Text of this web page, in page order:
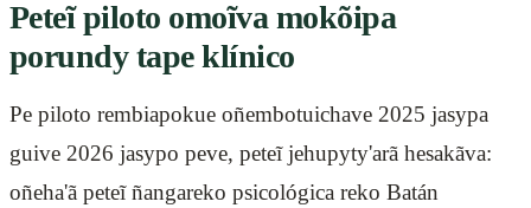
Peteĩ piloto omoĩva mokõipa
porundy tape klínico
Pe piloto rembiapokue oñembotuichave 2025 jasypa
guive 2026 jasypo peve, peteĩ jehupyty'arã hesakãva:
oñeha'ã peteĩ ñangareko psicológica reko Batán